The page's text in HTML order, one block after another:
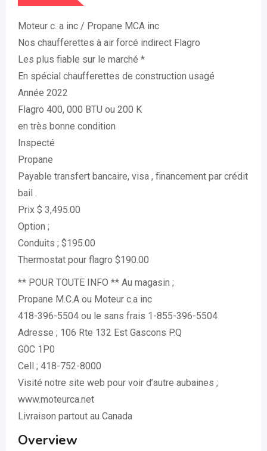
Moteur c. a inc / Propane MCA inc
Nos chaufferettes à air forcé indirect Flagro
Les plus fiable sur le marché *
En spécial chaufferettes de construction usagé
Année 2022
Flagro 400, 000 BTU ou 200 K
en très bonne condition
Inspecté
Propane
Payable transfert bancaire, visa , financement par crédit
bail .
Prix $ 3,495.00
Option ;
Conduits ; $195.00
Thermostat pour flagro $190.00
** POUR TOUTE INFO ** Au magasin ;
Propane M.C.A ou Moteur c.a inc
418-396-5504 ou le sans frais 1-855-396-5504
Adresse ; 106 Rte 132 Est Gascons P.Q
G0C 1P0
Cell ; 418-752-8000
Visité notre site web pour voir d’autre aubaines ;
www.moteurca.net
Livraison partout au Canada
Overview